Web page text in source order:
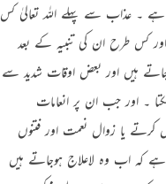
۔ عذاب سے پہلے اللہ تعالیٰ کس
کس طرح ان کی تنبیہ کے بعد
ہیں اور بعض اوقات شدید سے
۔ اور جب ان پر انعامات
کرتے یا زوال نعمت اور فتنوں
کہ اب وہ لاعلاج ہوجاتے ہیں